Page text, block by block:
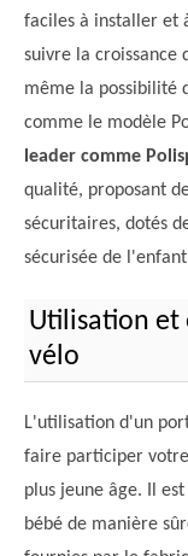
faciles à installer et
suivre la croissance
même la possibilité
comme le modèle
leader comme
qualité, proposant
sécuritaires, dotés
sécurisée de
Utilisation et
vélo
L'utilisation d'un
faire participer
plus jeune âge. Il
bébé de manière